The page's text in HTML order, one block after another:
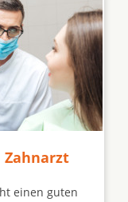
einen guten